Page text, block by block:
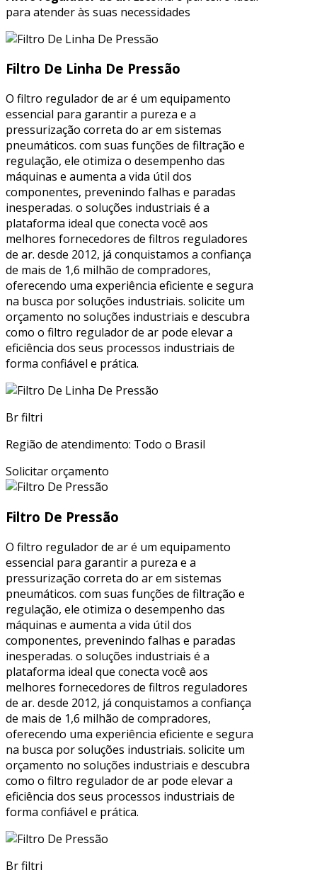
para atender às suas necessidades
Filtro De Linha De Pressão
O filtro regulador de ar é um equipamento
essencial para garantir a pureza e a
pressurização correta do ar em sistemas
pneumáticos. com suas funções de filtração e
regulação, ele otimiza o desempenho das
máquinas e aumenta a vida útil dos
componentes, prevenindo falhas e paradas
inesperadas. o soluções industriais é a
plataforma ideal que conecta você aos
melhores fornecedores de filtros reguladores
de ar. desde 2012, já conquistamos a confiança
de mais de 1,6 milhão de compradores,
oferecendo uma experiência eficiente e segura
na busca por soluções industriais. solicite um
orçamento no soluções industriais e descubra
como o filtro regulador de ar pode elevar a
eficiência dos seus processos industriais de
forma confiável e prática.
Br filtri
Região de atendimento: Todo o Brasil
Solicitar orçamento
Filtro De Pressão
O filtro regulador de ar é um equipamento
essencial para garantir a pureza e a
pressurização correta do ar em sistemas
pneumáticos. com suas funções de filtração e
regulação, ele otimiza o desempenho das
máquinas e aumenta a vida útil dos
componentes, prevenindo falhas e paradas
inesperadas. o soluções industriais é a
plataforma ideal que conecta você aos
melhores fornecedores de filtros reguladores
de ar. desde 2012, já conquistamos a confiança
de mais de 1,6 milhão de compradores,
oferecendo uma experiência eficiente e segura
na busca por soluções industriais. solicite um
orçamento no soluções industriais e descubra
como o filtro regulador de ar pode elevar a
eficiência dos seus processos industriais de
forma confiável e prática.
Br filtri